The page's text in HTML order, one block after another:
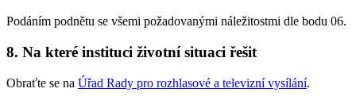
Podáním podnětu se všemi požadovanými náležitostmi dle bodu 06.
8. Na které instituci životní situaci řešit
Obraťte se na Úřad Rady pro rozhlasové a televizní vysílání.